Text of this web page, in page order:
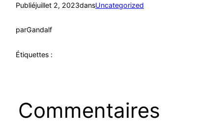
Publiéjuillet 2, 2023dansUncategorized
parGandalf
Étiquettes :
Commentaires